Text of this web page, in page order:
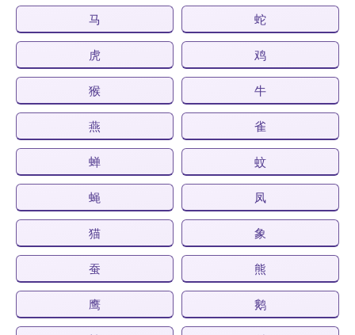
马 蛇
虎 鸡
猴 牛
燕 雀
蝉 蚊
蝇 凤
猫 象
蚕 熊
鹰 鹅